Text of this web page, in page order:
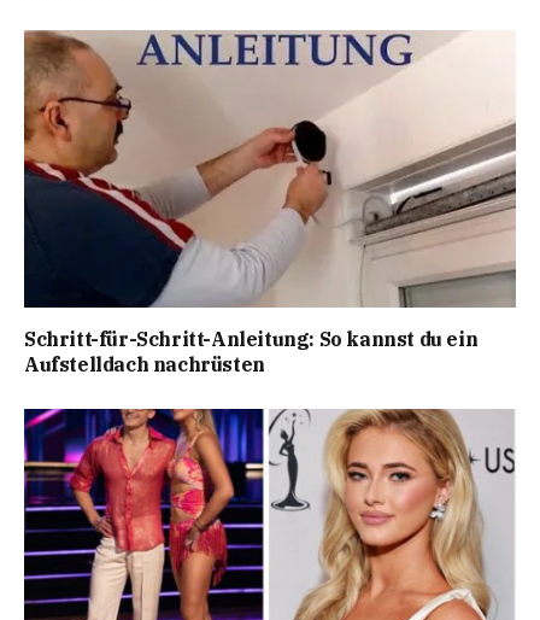
Schritt-für-Schritt-Anleitung: So kannst du ein
Aufstelldach nachrüsten